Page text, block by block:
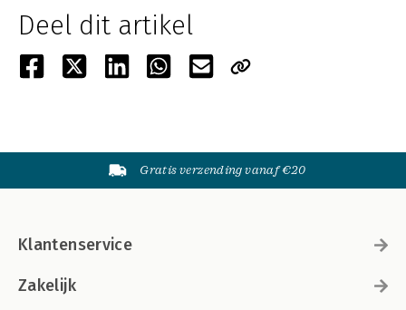
Deel dit artikel
Gratis verzending vanaf €20
Klantenservice
Zakelijk